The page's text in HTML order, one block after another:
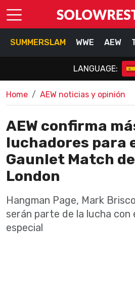
SUMMERSLAM WWE AEW
LANGUAGE:
Home AEW noticias y opinión
AEW confirma
luchadores para
Gaunlet Match
London
Hangman Page, Mark
serán parte de la lucha con
especial